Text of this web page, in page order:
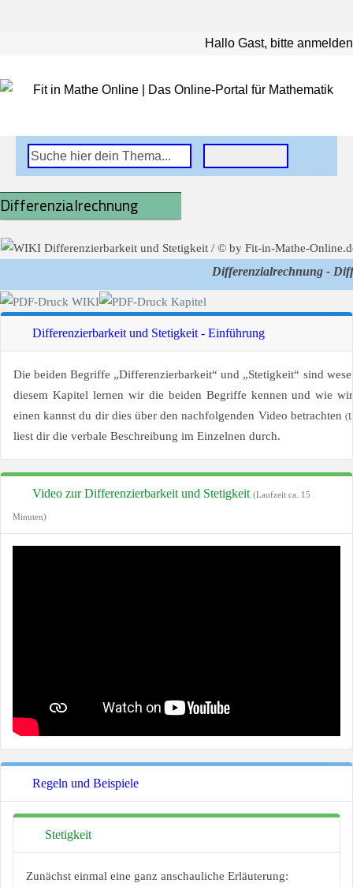
Hallo Gast, bitte anmelden
Differenzialrechnung
Differenzialrechnung -
Differenzierbarkeit und Stetigkeit - Einführung
Die beiden Begriffe „Differenzierbarkeit“ und „Stetigkeit“ sind
diesem Kapitel lernen wir die beiden Begriffe kennen und wie
einen kannst du dir dies über den nachfolgenden Video betrachten
liest dir die verbale Beschreibung im Einzelnen durch.
Video zur Differenzierbarkeit und Stetigkeit (Laufzeit ca. 15
Minuten)
Regeln und Beispiele
Stetigkeit
Zunächst einmal eine ganz anschauliche Erläuterung: